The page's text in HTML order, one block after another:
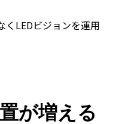
くLEDビジョンを運用
が増える